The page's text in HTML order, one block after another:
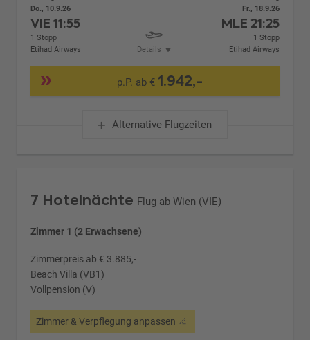
Do., 10.9.26
VIE11:55
1 Stopp
Etihad Airways
Details
Fr., 18.9.26
MLE 21:25
1 Stopp
Etihad Airways
p.P. ab € 1.942,-
Alternative Flugzeiten
7 Hotelnächte Flug ab Wien (VIE)
Zimmer 1 (2 Erwachsene)
Zimmerpreis ab € 3.885,-
Beach Villa (VB1)
Vollpension (V)
Zimmer & Verpflegung anpassen